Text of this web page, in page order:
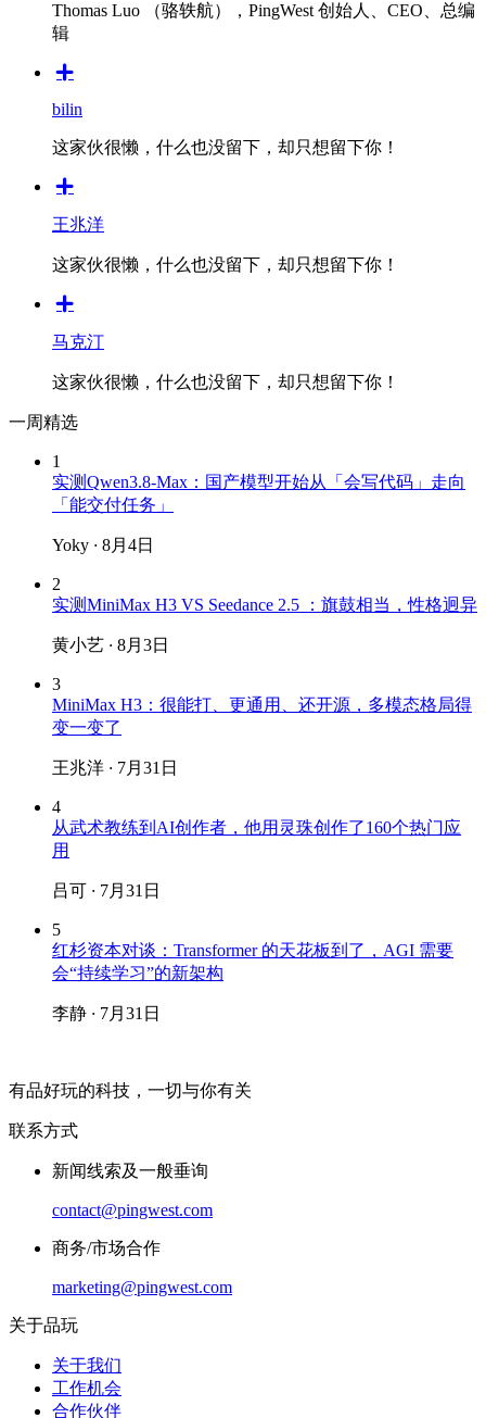
Thomas Luo （骆轶航），PingWest 创始人、CEO、总编
辑
bilin
这家伙很懒，什么也没留下，却只想留下你！
王兆洋
这家伙很懒，什么也没留下，却只想留下你！
马克汀
这家伙很懒，什么也没留下，却只想留下你！
一周精选
1
实测Qwen3.8-Max：国产模型开始从「会写代码」走向
「能交付任务」
Yoky · 8月4日
2
实测MiniMax H3 VS Seedance 2.5 ：旗鼓相当，性格迥异
黄小艺 · 8月3日
3
MiniMax H3：很能打、更通用、还开源，多模态格局得
变一变了
王兆洋 · 7月31日
4
从武术教练到AI创作者，他用灵珠创作了160个热门应
用
吕可 · 7月31日
5
红杉资本对谈：Transformer 的天花板到了，AGI 需要
会“持续学习”的新架构
李静 · 7月31日
有品好玩的科技，一切与你有关
联系方式
新闻线索及一般垂询
contact@pingwest.com
商务/市场合作
marketing@pingwest.com
关于品玩
关于我们
工作机会
合作伙伴